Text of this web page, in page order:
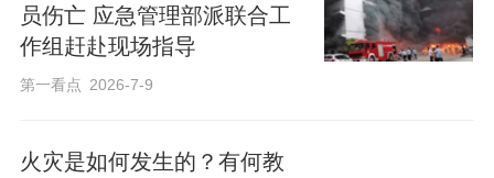
员伤亡 应急管理部派联合工
作组赶赴现场指导
第一看点 2026-7-9
火灾是如何发生的？有何教